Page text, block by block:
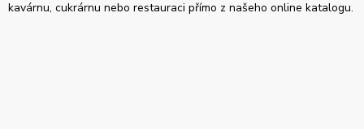
kavárnu, cukrárnu nebo restauraci přímo z našeho online katalogu.